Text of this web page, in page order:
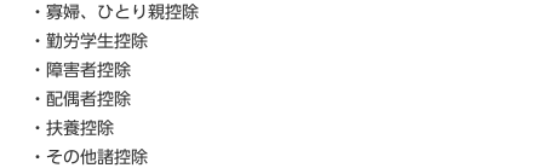
・寡婦、ひとり親控除
・勤労学生控除
・障害者控除
・配偶者控除
・扶養控除
・その他諸控除